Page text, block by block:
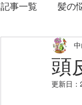
記事一覧 髪の
スキンケア
エリクシール
頭
更新日：